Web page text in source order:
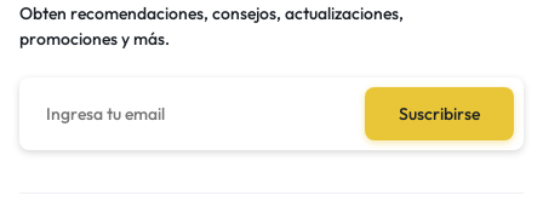
Obten recomendaciones, consejos, actualizaciones,
promociones y más.